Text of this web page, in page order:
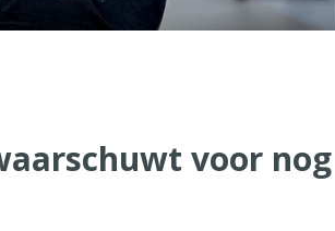
voor nog